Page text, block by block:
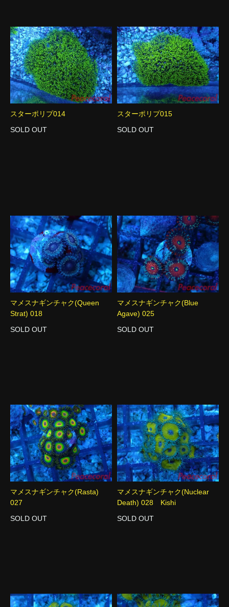
スターポリプ014
SOLD OUT
スターポリプ015
SOLD OUT
マメスナギンチャク(Queen
Strat) 018
SOLD OUT
マメスナギンチャク(Blue
Agave) 025
SOLD OUT
マメスナギンチャク(Rasta)
027
SOLD OUT
マメスナギンチャク(Nuclear
Death) 028 Kishi
SOLD OUT